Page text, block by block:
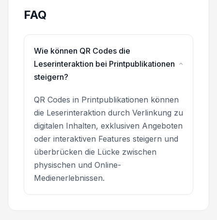
FAQ
Wie können QR Codes die
Leserinteraktion bei Printpublikationen
steigern?
QR Codes in Printpublikationen können
die Leserinteraktion durch Verlinkung zu
digitalen Inhalten, exklusiven Angeboten
oder interaktiven Features steigern und
überbrücken die Lücke zwischen
physischen und Online-
Medienerlebnissen.